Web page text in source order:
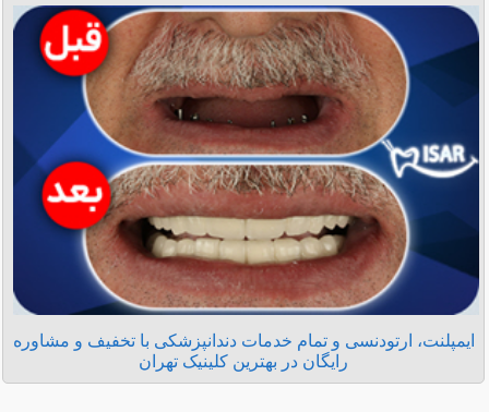
ایمپلنت، ارتودنسی و تمام خدمات دندانپزشکی با تخفیف و مشاوره
رایگان در بهترین کلینیک تهران